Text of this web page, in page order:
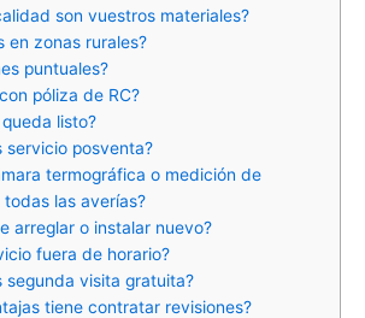
son vuestros materiales?
en zonas rurales?
puntuales?
póliza de RC?
listo?
servicio posventa?
termográfica o medición de
las averías?
arreglar o instalar nuevo?
fuera de horario?
segunda visita gratuita?
tiene contratar revisiones?